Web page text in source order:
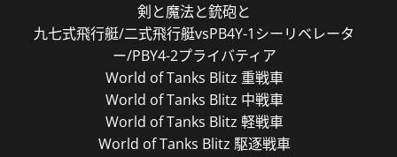
剣と魔法と銃砲と
九七式飛行艇/二式飛行艇vsPB4Y-1シーリベレータ
ー/PBY4-2プライバティア
World of Tanks Blitz 重戦車
World of Tanks Blitz 中戦車
World of Tanks Blitz 軽戦車
World of Tanks Blitz 駆逐戦車